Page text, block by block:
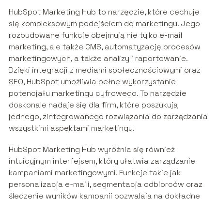
HubSpot Marketing Hub to narzędzie, które cechuje
się kompleksowym podejściem do marketingu. Jego
rozbudowane funkcje obejmują nie tylko e-mail
marketing, ale także CMS, automatyzację procesów
marketingowych, a także analizy i raportowanie.
Dzięki integracji z mediami społecznościowymi oraz
SEO, HubSpot umożliwia pełne wykorzystanie
potencjału marketingu cyfrowego. To narzędzie
doskonale nadaje się dla firm, które poszukują
jednego, zintegrowanego rozwiązania do zarządzania
wszystkimi aspektami marketingu.
HubSpot Marketing Hub wyróżnia się również
intuicyjnym interfejsem, który ułatwia zarządzanie
kampaniami marketingowymi. Funkcje takie jak
personalizacja e-maili, segmentacja odbiorców oraz
śledzenie wyników kampanii pozwalają na dokładne